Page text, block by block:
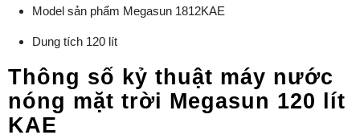
Model sản phẩm Megasun 1812KAE
Dung tích 120 lít
Thông số kỷ thuật máy nước
nóng mặt trời Megasun 120 lít
KAE